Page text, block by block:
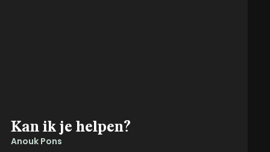
Kan ik je helpen?
Anouk Pons